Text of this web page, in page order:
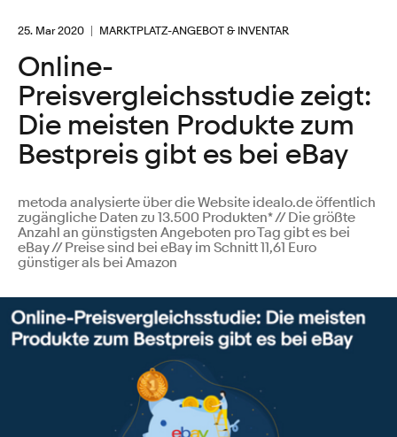
25. Mar 2020 MARKTPLATZ-ANGEBOT & INVENTAR
Online-
Preisvergleichsstudie zeigt:
Die meisten Produkte zum
Bestpreis gibt es bei eBay
metoda analysierte über die Website idealo.de öffentlich
zugängliche Daten zu 13.500 Produkten* // Die größte
Anzahl an günstigsten Angeboten pro Tag gibt es bei
eBay // Preise sind bei eBay im Schnitt 11,61 Euro
günstiger als bei Amazon